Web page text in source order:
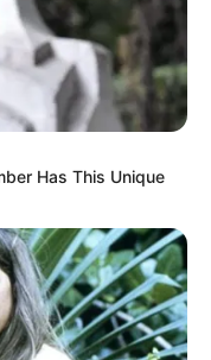
Has This Unique